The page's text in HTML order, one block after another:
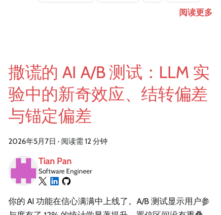
阅读更多
撒谎的 AI A/B 测试：LLM 实
验中的新奇效应、结转偏差
与锚定偏差
2026年5月7日 · 阅读需 12 分钟
Tian Pan
Software Engineer
你的 AI 功能在信心满满中上线了。A/B 测试显示用户参